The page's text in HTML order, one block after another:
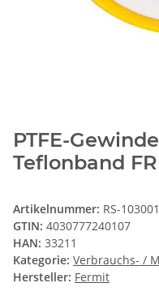
PTFE-
Teflonband
Artikelnummer: RS-103001
GTIN: 4030777240107
HAN: 33211
Kategorie: Verbrauchs- /
Hersteller: Fermit